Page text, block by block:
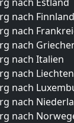
nach Finnland
nach
nach
nach Italien
nach
nach
nach
nach